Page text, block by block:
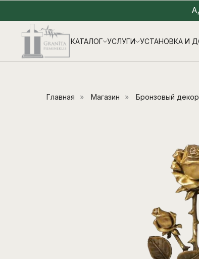
КАТАЛОГ УСЛУГИ УСТАНОВКА И
Главная » Магазин » Бронзовый декор